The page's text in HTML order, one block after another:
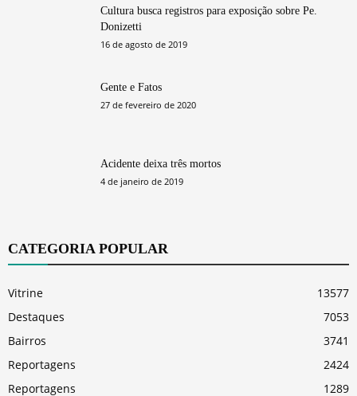
Cultura busca registros para exposição sobre Pe.
Donizetti
16 de agosto de 2019
Gente e Fatos
27 de fevereiro de 2020
Acidente deixa três mortos
4 de janeiro de 2019
CATEGORIA POPULAR
Vitrine
13577
Destaques
7053
Bairros
3741
Reportagens
2424
Reportagens
1289